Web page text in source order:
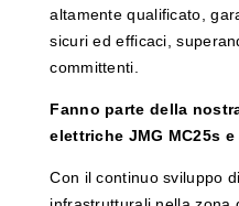
altamente qualificato,
sicuri ed efficaci,
committenti.
Fanno parte della
elettriche JMG MC25s e
Con il continuo sviluppo